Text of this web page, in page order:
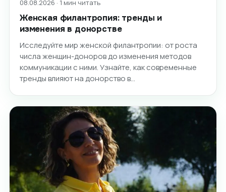
08.08.2026 · 1 мин читать
Женская филантропия: тренды и
изменения в донорстве
Исследуйте мир женской филантропии: от роста
числа женщин-доноров до изменения методов
коммуникации с ними. Узнайте, как современные
тренды влияют на донорство в…